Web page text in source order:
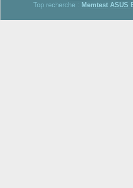
Top recherche : Memtest ASUS